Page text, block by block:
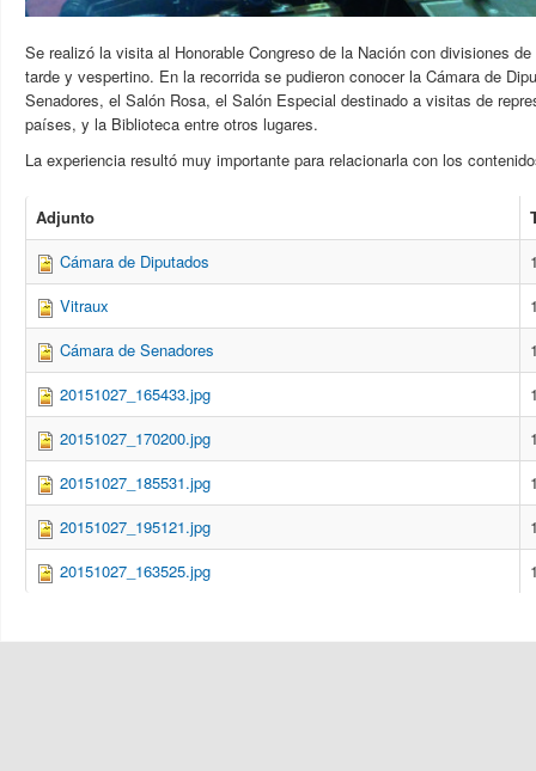
Se realizó la visita al Honorable Congreso de la Nación con divisiones
tarde y vespertino. En la recorrida se pudieron conocer la Cámara de
Senadores, el Salón Rosa, el Salón Especial destinado a visitas de
países, y la Biblioteca entre otros lugares.
La experiencia resultó muy importante para relacionarla con los
Adjunto
Cámara de Diputados
Vitraux
Cámara de Senadores
20151027_165433.jpg
20151027_170200.jpg
20151027_185531.jpg
20151027_195121.jpg
20151027_163525.jpg